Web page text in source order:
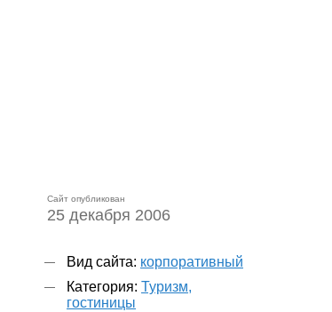
Сайт опубликован
25 декабря 2006
Вид сайта: корпоративный
Категория: Туризм,
гостиницы